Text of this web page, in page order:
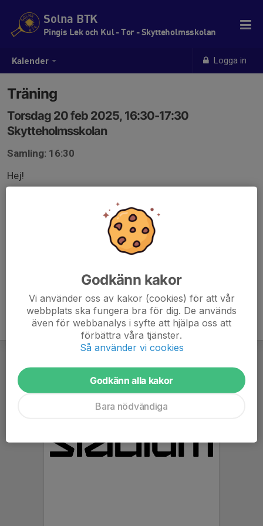
Kalender Logga in
Solna BTK
Pingis Lek och Kul - Tor - Skytteholmsskolan
Träning
Torsdag 20 feb 2025, 16:30-17:30
Skytteholmsskolan
Samling: 16:30
Hej!
Kommer ni till träningen?
Godkänn kakor
Vi använder oss av kakor (cookies) för att vår
webbplats ska fungera bra för dig. De används
även för webbanalys i syfte att hjälpa oss att
förbättra våra tjänster.
Så använder vi cookies
Godkänn alla kakor
Bara nödvändiga